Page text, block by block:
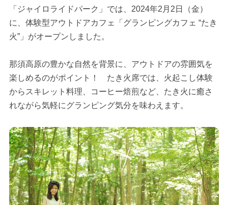
「ジャイロライドパーク」では、2024年2月2日（金）
に、体験型アウトドアカフェ「グランピングカフェ “たき
火”」がオープンしました。
那須高原の豊かな自然を背景に、アウトドアの雰囲気を
楽しめるのがポイント！ たき火席では、火起こし体験
からスキレット料理、コーヒー焙煎など、たき火に癒さ
れながら気軽にグランピング気分を味わえます。